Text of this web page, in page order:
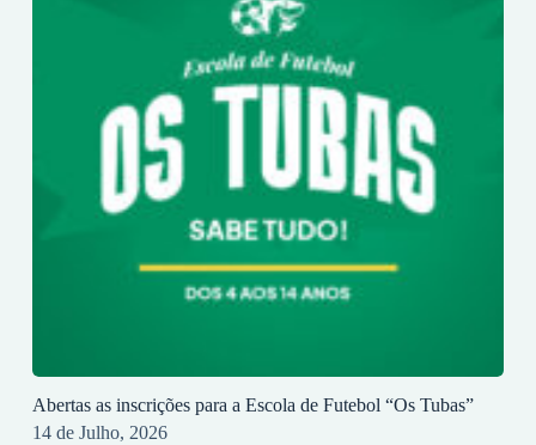
Abertas as inscrições para a Escola de Futebol “Os Tubas”
14 de Julho, 2026